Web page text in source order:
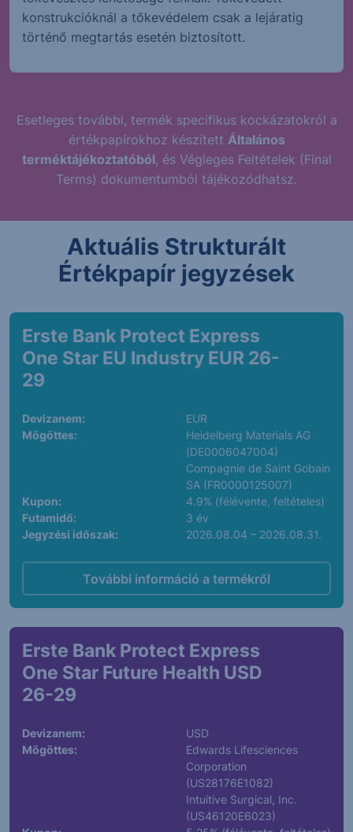
konstrukcióknál a tőkevédelem csak a lejáratig
történő megtartás esetén biztosított.
Esetleges további, termék specifikus kockázatokról a
értékpapírokhoz készített Általános
terméktájékoztatóból, és Végleges Feltételek (Final
Terms) dokumentumból tájékozódhatsz.
Aktuális Strukturált
Értékpapír jegyzések
Erste Bank Protect Express
One Star EU Industry EUR 26-
29
Devizanem:
EUR
Mögöttes:
Heidelberg Materials AG
(DE0006047004)
Compagnie de Saint Gobain
SA (FR0000125007)
Kupon:
4.9% (félévente, feltételes)
Futamidő:
3 év
Jegyzési időszak:
2026.08.04 – 2026.08.31.
További információ a termékről
Erste Bank Protect Express
One Star Future Health USD
26-29
Devizanem:
USD
Mögöttes:
Edwards Lifesciences
Corporation
(US28176E1082)
Intuitive Surgical, Inc.
(US46120E6023)